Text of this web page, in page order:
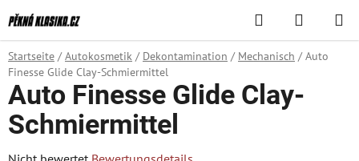
Inhalt
springen
Suchen
Startseite / Autokosmetik / Dekontamination / Mechanisch / Auto
Finesse Glide Clay-Schmiermittel
Auto Finesse Glide Clay-
Schmiermittel
Die